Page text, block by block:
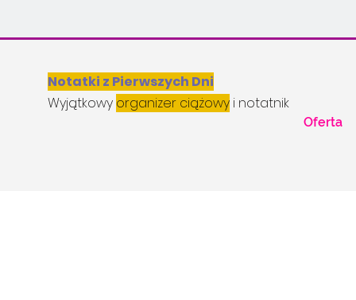
Notatki z Pierwszych Dni
Wyjątkowy organizer ciążowy i notatnik
Oferta